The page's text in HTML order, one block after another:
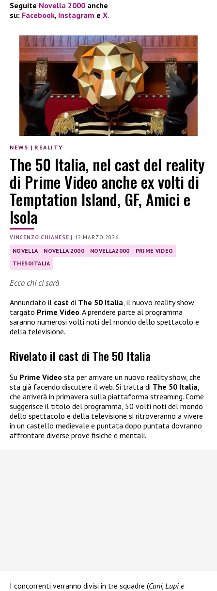
Seguite Novella 2000 anche
su: Facebook, Instagram e X.
NEWS | REALITY
The 50 Italia, nel cast del reality
di Prime Video anche ex volti di
Temptation Island, GF, Amici e
Isola
VINCENZO CHIANESE | 12 MARZO 2026
NOVELLA NOVELLA 2000 NOVELLA2000
PRIME VIDEO
THE50ITALIA
Ecco chi ci sarà
Annunciato il cast di The 50 Italia , il nuovo reality show
targato Prime Video. A prendere parte al programma
saranno numerosi volti noti del mondo dello spettacolo e
della televisione.
Rivelato il cast di The 50 Italia
Su Prime Video sta per arrivare un nuovo reality show, che
sta già facendo discutere il web. Si tratta di The 50 Italia,
che arriverà in primavera sulla piattaforma streaming. Come
suggerisce il titolo del programma, 50 volti noti del mondo
dello spettacolo e della televisione si ritroveranno a vivere
in un castello medievale e puntata dopo puntata dovranno
affrontare diverse prove fisiche e mentali.
I concorrenti verranno divisi in tre squadre (Cani, Lupi e